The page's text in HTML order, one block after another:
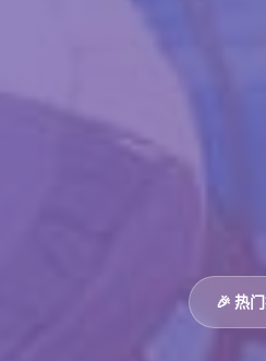
🎉 热